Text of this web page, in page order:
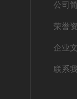
公司
荣誉
企业
联系